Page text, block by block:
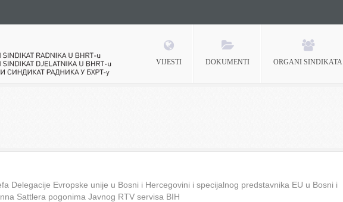
radnika u BHRT-u
VIJESTI DOKUMENTI ORGANI SINDIKATA
Delegacije Evropske unije u Bosni i Hercegovini i specijalnog predstavnika EU u Bosni i
Sattlera pogonima Javnog RTV servisa BIH